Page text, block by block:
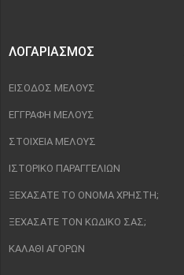
ΛΟΓΑΡΙΑΣΜΌΣ
ΕΊΣΟΔΟΣ ΜΈΛΟΥΣ
ΕΓΓΡΑΦΉ ΜΈΛΟΥΣ
ΣΤΟΙΧΕΊΑ ΜΈΛΟΥΣ
ΙΣΤΟΡΙΚΌ ΠΑΡΑΓΓΕΛΙΏΝ
ΞΕΧΆΣΑΤΕ ΤΟ ΌΝΟΜΑ ΧΡΉΣΤΗ;
ΞΕΧΆΣΑΤΕ ΤΟΝ ΚΩΔΙΚΌ ΣΑΣ;
ΚΑΛΆΘΙ ΑΓΟΡΏΝ